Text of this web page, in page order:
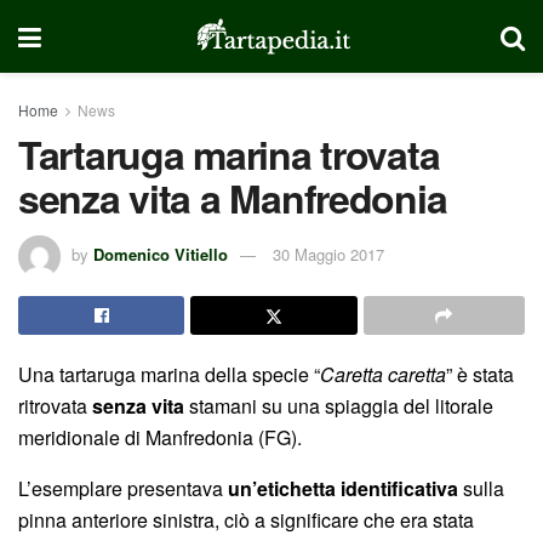
Home News
Tartaruga marina trovata
senza vita a Manfredonia
by Domenico Vitiello 30 Maggio 2017
Una tartaruga marina della specie “Caretta caretta” è stata
ritrovatasenza vitastamani su una spiaggia del litorale
meridionale di Manfredonia (FG).
L’esemplare presentava un’etichetta identificativasulla
pinna anteriore sinistra, ciò a significare che era stata